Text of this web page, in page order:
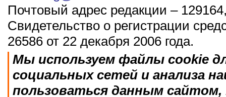
Почтовый адрес редакции –
Свидетельство о регистрации
26586 от 22 декабря 2006 года.
Мы используем файлы cookie
социальных сетей и анализа
пользоваться данным